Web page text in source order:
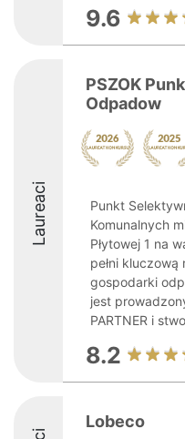
9.6
Laureaci
PSZOK
Odpadow
Punkt
Komunalnych
Płytowej 1 na
pełni
gospodarki
jest
PARTNER i
8.2
Lobeco